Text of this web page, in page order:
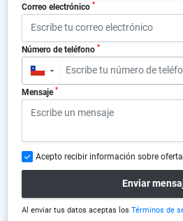
Correo electrónico *
Número de teléfono *
▼
Mensaje *
Acepto recibir información sobre
Enviar
Al enviar tus datos aceptas los Términos de